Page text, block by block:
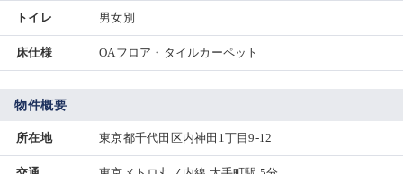
トイレ 男女別
床仕様 OAフロア・タイルカーペット
物件概要
所在地 東京都千代田区内神田1丁目9-12